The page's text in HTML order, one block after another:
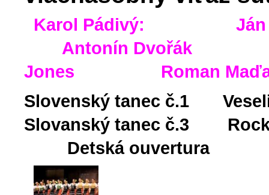
Karol Pádivý:
Antonín Dvořák
Jones Roman
Slovenský tanec č.1
Slovanský tanec č.3 Rock
Detská ouvertura